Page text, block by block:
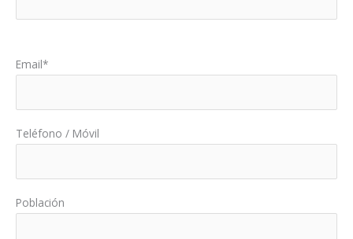
Email*
Teléfono / Móvil
Población